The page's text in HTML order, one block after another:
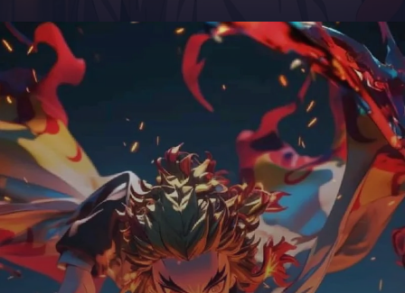
Đang mở https://giaydabonghana.com/rengoku